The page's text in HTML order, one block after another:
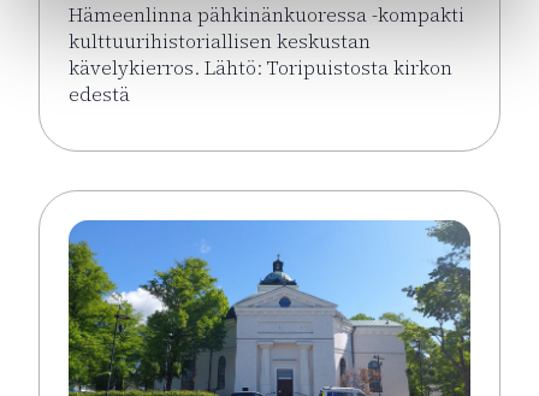
Hämeenlinna pähkinänkuoressa -kompakti
kulttuurihistoriallisen keskustan
kävelykierros. Lähtö: Toripuistosta kirkon
edestä
Lue lisää tapahtumasta Hämeenlinna